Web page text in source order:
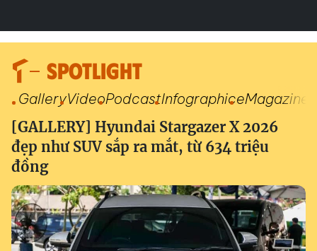
SPOTLIGHT
GalleryVideoPodcastInfographiceMagazine
[GALLERY] Hyundai Stargazer X 2026
đẹp như SUV sắp ra mắt, từ 634 triệu
đồng